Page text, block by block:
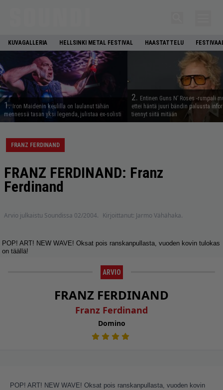
KUVAGALLERIA HELLSINKI METAL FESTIVAL HAASTATTELU
1. Iron Maidenin keulilla on laulanut tähän
mennessä tasan yksi legenda, julistaa ex-solisti
2. Entinen Guns N’ Roses -rumpali
ettei häntä juuri bändin paluusta
tiennyt siitä mitään
FRANZ FERDINAND
FRANZ FERDINAND: Franz
Ferdinand
Arvio julkaistu Soundissa 02/2004. Kirjoittanut: Jarmo Vähähaka.
POP! ART! NEW WAVE! Oksat pois ranskanpullasta, vuoden kovin tulokas
on täällä!
ARVIO
FRANZ FERDINAND
Franz Ferdinand
Domino
POP! ART! NEW WAVE! Oksat pois ranskanpullasta, vuoden kovin